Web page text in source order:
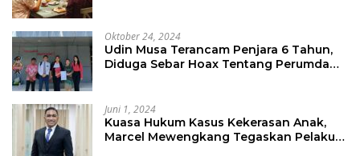
Oktober 24, 2024
Udin Musa Terancam Penjara 6 Tahun,
Diduga Sebar Hoax Tentang Perumda
Juni 1, 2024
Kuasa Hukum Kasus Kekerasan Anak,
Marcel Mewengkang Tegaskan Pelaku